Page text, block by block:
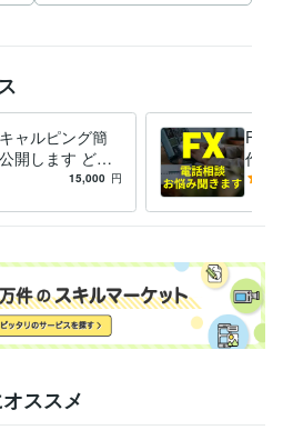
ャルピング簡
開します どう
い方へ！毎日実
15,000 円
FX
作っ
相談
ススメ